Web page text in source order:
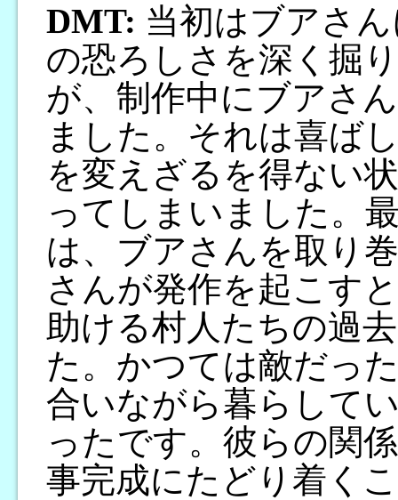
DMT: 当初はブアさ
の恐ろしさを深く掘
が、制作中にブアさ
ました。それは喜ば
を変えざるを得ない
ってしまいました。
は、ブアさんを取り
さんが発作を起こす
助ける村人たちの過
た。かつては敵だっ
合いながら暮らして
ったです。彼らの関
事完成にたどり着く